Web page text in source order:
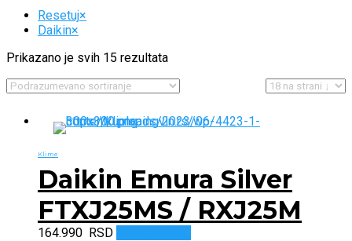
Resetuj×
Daikin×
Prikazano je svih 15 rezultata
Klime
Daikin Emura Silver
FTXJ25MS / RXJ25M
164.990 RSD